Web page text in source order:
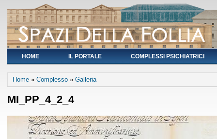
HOME IL PORTALE COMPLESSI PSICHIATRICI
You are here
Home » Complesso » Galleria
MI_PP_4_2_4